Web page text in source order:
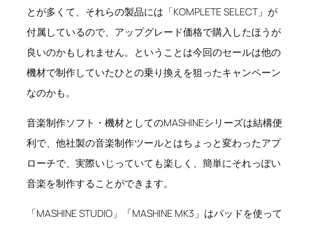
とが多くて、それらの製品には「KOMPLETE SELECT」が
付属しているので、アップグレード価格で購入したほうが
良いのかもしれません。ということは今回のセールは他の
機材で制作していたひとの乗り換えを狙ったキャンペーン
なのかも。
音楽制作ソフト・機材としてのMASHINEシリーズは結構便
利で、他社製の音楽制作ツールとはちょっと変わったアプ
ローチで、実際いじっていても楽しく、簡単にそれっぽい
音楽を制作することができます。
「MASHINE STUDIO」「MASHINE MK3」はパッドを使って